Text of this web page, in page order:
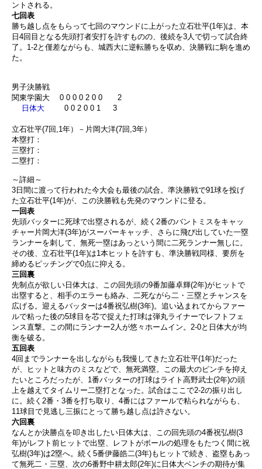
ントされる。
七回表
勝ち越し点をもらって七回のマウンドに上がった立石壮平(1年)は、本
日4回目となる先頭打者安打を許すものの、後続を3人で切って試合終
了。1-2と僅差ながらも、城西大に逆転勝ちを収め、決勝戦に駒を進め
た。
男子決勝戦
関東学園大 0 0 0 0 2 0 0 2
日体大 0 0 2 0 0 1 3
立石壮平(7回,1年）－片岡大洋(7回,3年）
本塁打：
三塁打：
二塁打：
～詳細～
3日間に渡って行われた今大会も最後の試合。準決勝戦で91球を投げ
た立石壮平(1年)が、この決勝戦も先発のマウンドに登る。
一回表
先頭バッターに死球で出塁されるが、続く2番のバントミスをキャッ
チャー片岡大洋(3年)がスーパーキャッチ、さらに飛び出していた一塁
ランナーを刺して、無死一塁はあっという間に二死ランナー無しに。
その後、立石壮平(1年)は1本ヒットを許すも、準決勝戦同様、要所を
締めるピッチングで0点に抑える。
三回裏
先制点が欲しい日体大は、この回先頭の9番加藤卓輝(2年)がヒットで
出塁すると、相手のエラーも絡み、二死ながら二・三塁とチャンスを
広げる。迎えるバッターは4番祝弘樹(3年)。追い込まれてからファー
ルで粘った後の5球目を芯で捉えた打球は弾丸ライナーでレフトフェ
ンス直撃。この間にランナー2人が悠々ホームイン。2-0と日体大が均
衡を破る。
五回表
4回までランナーを出しながらも我慢してきた立石壮平(1年)だった
が、ヒットと味方のミスなどで、無死満塁。この最大のピンチを抑え
たいところだったが、1番バッターの打球はライト高野武士(2年)の頭
上を越えてタイムリー二塁打となった。試合はここで2-2の振り出し
に。続く2番・3番を打ち取り、4番にはファールで粘られながらも、
11球目で見逃し三振にとって勝ち越し点は許さない。
六回裏
なんとか決勝点を叩き出したい日体大は、この回先頭の4番祝弘樹(3
年)がレフト前ヒットで出塁、レフトがボールの処理をもたつく間に祝
弘樹(3年)は2塁へ。続く5番伊藤皓二(3年)もヒットで続き、盗塁もあっ
て無死二・三塁、次の6番野中耕太郎(2年)に日体大ベンチの期待が集